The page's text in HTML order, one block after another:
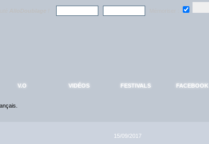
V.O VIDÉOS FESTIVALS FACEBOOK
15/09/2017